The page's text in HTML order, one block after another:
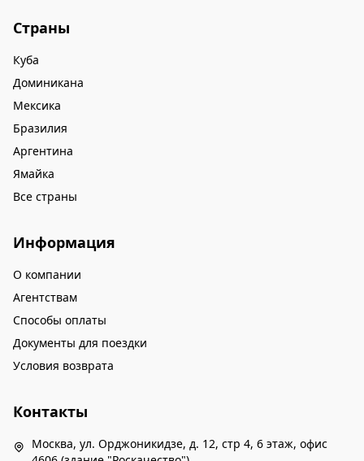
Страны
Куба
Доминикана
Мексика
Бразилия
Аргентина
Ямайка
Все страны
Информация
О компании
Агентствам
Способы оплаты
Документы для поездки
Условия возврата
Контакты
Москва, ул. Орджоникидзе, д. 12, стр 4, 6 этаж, офис